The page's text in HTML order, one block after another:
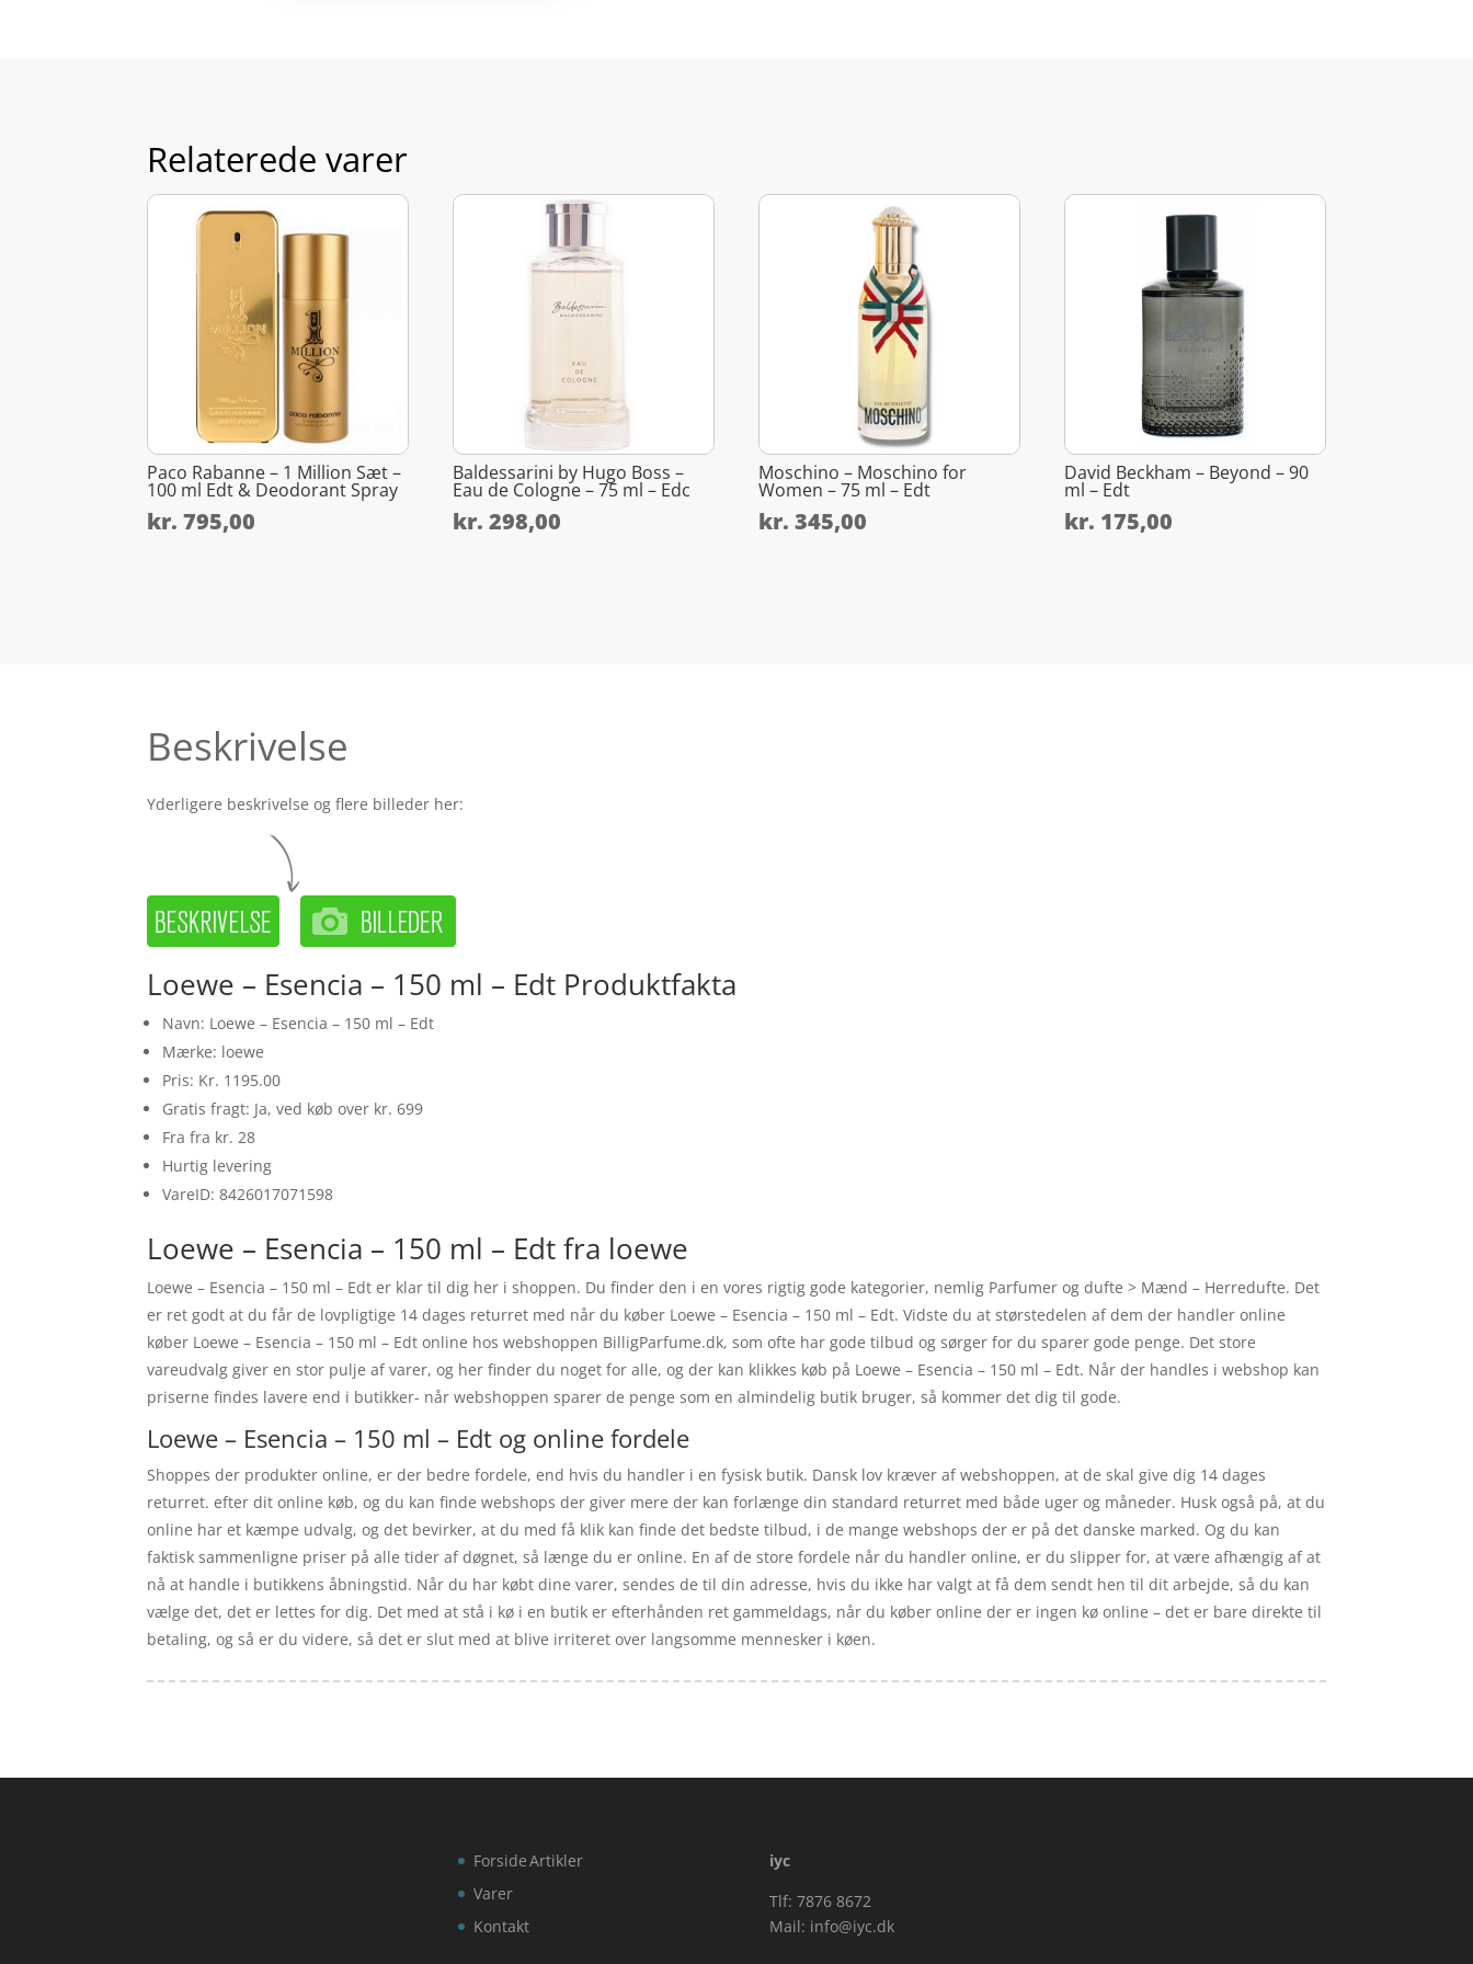
Relaterede varer
Paco Rabanne – 1 Million Sæt –
100 ml Edt & Deodorant Spray
kr. 795,00
Baldessarini by Hugo Boss –
Eau de Cologne – 75 ml – Edc
kr. 298,00
Moschino – Moschino for
Women – 75 ml – Edt
kr. 345,00
David Beckham – Beyond – 90
ml – Edt
kr. 175,00
Beskrivelse
Yderligere beskrivelse og flere billeder her:
Loewe – Esencia – 150 ml – Edt Produktfakta
Navn: Loewe – Esencia – 150 ml – Edt
Mærke: loewe
Pris: Kr. 1195.00
Gratis fragt: Ja, ved køb over kr. 699
Fra fra kr. 28
Hurtig levering
VareID: 8426017071598
Loewe – Esencia – 150 ml – Edt fra loewe
Loewe – Esencia – 150 ml – Edt er klar til dig her i shoppen. Du finder den i en vores rigtig gode kategorier, nemlig Parfumer og dufte > Mænd – Herredufte. Det
er ret godt at du får de lovpligtige 14 dages returret med når du køber Loewe – Esencia – 150 ml – Edt. Vidste du at størstedelen af dem der handler online
køber Loewe – Esencia – 150 ml – Edt online hos webshoppen BilligParfume.dk, som ofte har gode tilbud og sørger for du sparer gode penge. Det store
vareudvalg giver en stor pulje af varer, og her finder du noget for alle, og der kan klikkes køb på Loewe – Esencia – 150 ml – Edt. Når der handles i webshop kan
priserne findes lavere end i butikker- når webshoppen sparer de penge som en almindelig butik bruger, så kommer det dig til gode.
Loewe – Esencia – 150 ml – Edt og online fordele
Shoppes der produkter online, er der bedre fordele, end hvis du handler i en fysisk butik. Dansk lov kræver af webshoppen, at de skal give dig 14 dages
returret. efter dit online køb, og du kan finde webshops der giver mere der kan forlænge din standard returret med både uger og måneder. Husk også på, at du
online har et kæmpe udvalg, og det bevirker, at du med få klik kan finde det bedste tilbud, i de mange webshops der er på det danske marked. Og du kan
faktisk sammenligne priser på alle tider af døgnet, så længe du er online. En af de store fordele når du handler online, er du slipper for, at være afhængig af at
nå at handle i butikkens åbningstid. Når du har købt dine varer, sendes de til din adresse, hvis du ikke har valgt at få dem sendt hen til dit arbejde, så du kan
vælge det, det er lettes for dig. Det med at stå i kø i en butik er efterhånden ret gammeldags, når du køber online der er ingen kø online – det er bare direkte til
betaling, og så er du videre, så det er slut med at blive irriteret over langsomme mennesker i køen.
Forside
Varer
Kontakt
Artikler
iyc
Tlf: 7876 8672
Mail: info@iyc.dk